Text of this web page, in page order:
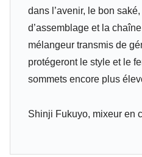
dans l’avenir, le bon
d’assemblage et la
mélangeur transmis de
protégeront le style et le
sommets encore plus
Shinji Fukuyo, mixeur en